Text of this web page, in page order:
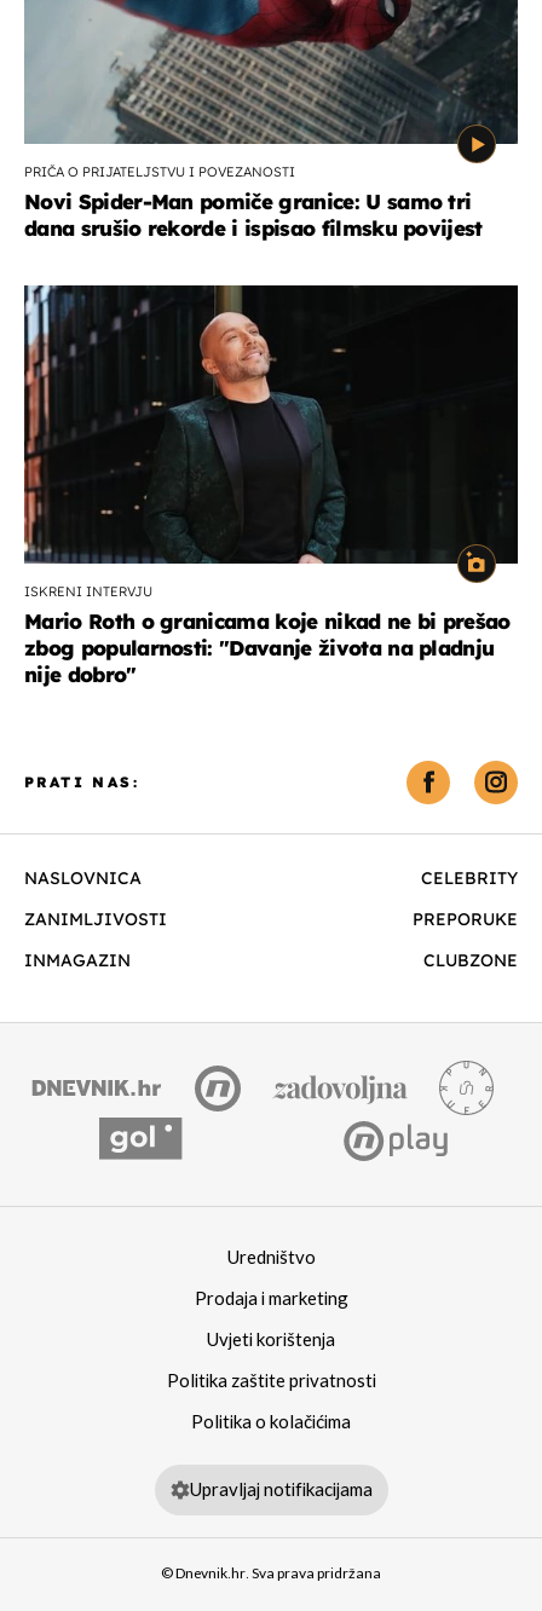
PRIČA O PRIJATELJSTVU I POVEZANOSTI
Novi Spider-Man pomiče granice: U samo tri
dana srušio rekorde i ispisao filmsku povijest
ISKRENI INTERVJU
Mario Roth o granicama koje nikad ne bi prešao
zbog popularnosti: "Davanje života na pladnju
nije dobro"
NASLOVNICA
CELEBRITY
ZANIMLJIVOSTI
PREPORUKE
INMAGAZIN
CLUBZONE
PRATI NAS:
Uredništvo
Prodaja i marketing
Uvjeti korištenja
Politika zaštite privatnosti
Politika o kolačićima
Upravljaj notifikacijama
© Dnevnik.hr. Sva prava pridržana